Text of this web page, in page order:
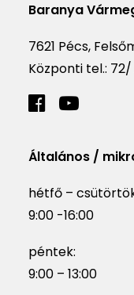
Baranya
7621 Pécs,
Központi tel.: 72/
Általános /
hétfő –
9:00 -16:00
péntek:
9:00 – 13:00